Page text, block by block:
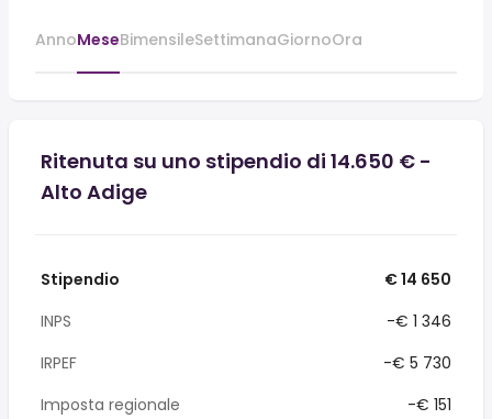
AnnoMeseBimensileSettimanaGiornoOra
Ritenuta su uno stipendio di 14.650 € -
Alto Adige
Stipendio
€ 14 650
INPS
-€ 1 346
IRPEF
-€ 5 730
Imposta regionale
-€ 151